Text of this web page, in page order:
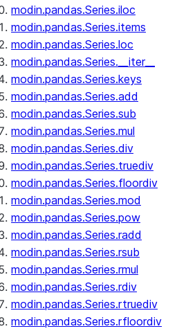
modin.pandas.Series.iloc
modin.pandas.Series.items
modin.pandas.Series.loc
modin.pandas.Series.__iter__
modin.pandas.Series.keys
modin.pandas.Series.add
modin.pandas.Series.sub
modin.pandas.Series.mul
modin.pandas.Series.div
modin.pandas.Series.truediv
modin.pandas.Series.floordiv
modin.pandas.Series.mod
modin.pandas.Series.pow
modin.pandas.Series.radd
modin.pandas.Series.rsub
modin.pandas.Series.rmul
modin.pandas.Series.rdiv
modin.pandas.Series.rtruediv
modin.pandas.Series.rfloordiv